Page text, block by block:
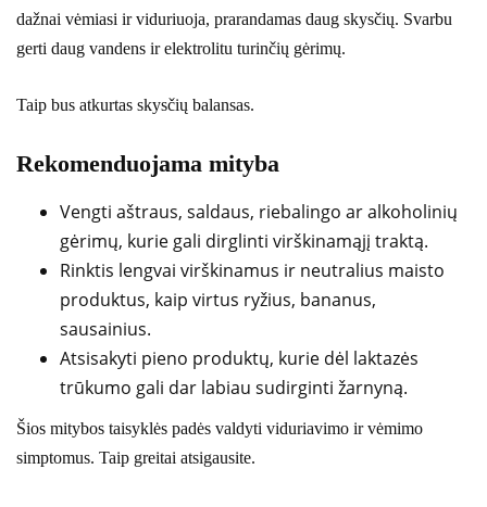
dažnai vėmiasi ir viduriuoja, prarandamas daug skysčių. Svarbu
gerti daug vandens ir elektrolitu turinčių gėrimų.
Taip bus atkurtas skysčių balansas.
Rekomenduojama mityba
Vengti aštraus, saldaus, riebalingo ar alkoholinių
gėrimų, kurie gali dirglinti virškinamąjį traktą.
Rinktis lengvai virškinamus ir neutralius maisto
produktus, kaip virtus ryžius, bananus,
sausainius.
Atsisakyti pieno produktų, kurie dėl laktazės
trūkumo gali dar labiau sudirginti žarnyną.
Šios mitybos taisyklės padės valdyti viduriavimo ir vėmimo
simptomus. Taip greitai atsigausite.